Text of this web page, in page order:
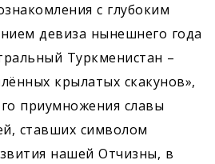
с глубоким
девиза нынешнего года
Туркменистан –
крылатых скакунов»,
приумножения славы
ставших символом
нашей Отчизны, в